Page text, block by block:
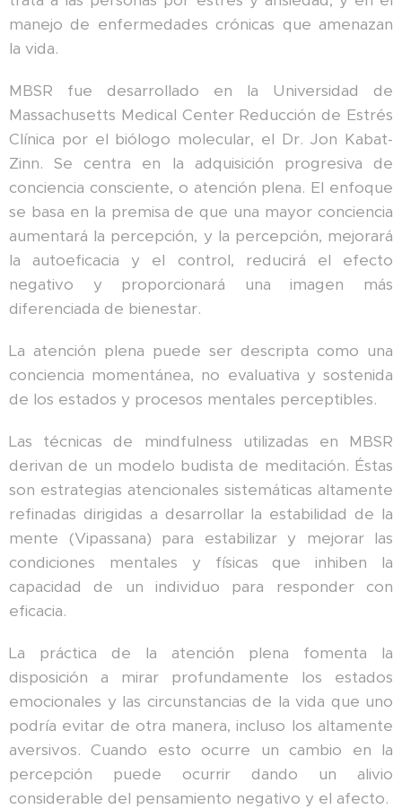
manejo de enfermedades crónicas que amenazan
la vida.
MBSR fue desarrollado en la Universidad de
Massachusetts Medical Center Reducción de Estrés
Clínica por el biólogo molecular, el Dr. Jon Kabat-
Zinn. Se centra en la adquisición progresiva de
conciencia consciente, o atención plena. El enfoque
se basa en la premisa de que una mayor conciencia
aumentará la percepción, y la percepción, mejorará
la autoeficacia y el control, reducirá el efecto
negativo y proporcionará una imagen más
diferenciada de bienestar.
La atención plena puede ser descripta como una
conciencia momentánea, no evaluativa y sostenida
de los estados y procesos mentales perceptibles.
Las técnicas de mindfulness utilizadas en MBSR
derivan de un modelo budista de meditación. Éstas
son estrategias atencionales sistemáticas altamente
refinadas dirigidas a desarrollar la estabilidad de la
mente (Vipassana) para estabilizar y mejorar las
condiciones mentales y físicas que inhiben la
capacidad de un individuo para responder con
eficacia.
La práctica de la atención plena fomenta la
disposición a mirar profundamente los estados
emocionales y las circunstancias de la vida que uno
podría evitar de otra manera, incluso los altamente
aversivos. Cuando esto ocurre un cambio en la
percepción puede ocurrir dando un alivio
considerable del pensamiento negativo y el afecto.